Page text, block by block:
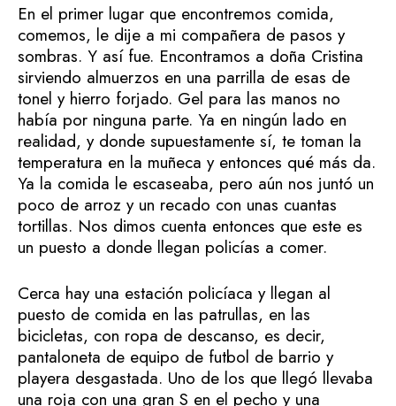
En el primer lugar que encontremos comida,
comemos, le dije a mi compañera de pasos y
sombras. Y así fue. Encontramos a doña Cristina
sirviendo almuerzos en una parrilla de esas de
tonel y hierro forjado. Gel para las manos no
había por ninguna parte. Ya en ningún lado en
realidad, y donde supuestamente sí, te toman la
temperatura en la muñeca y entonces qué más da.
Ya la comida le escaseaba, pero aún nos juntó un
poco de arroz y un recado con unas cuantas
tortillas. Nos dimos cuenta entonces que este es
un puesto a donde llegan policías a comer.
Cerca hay una estación policíaca y llegan al
puesto de comida en las patrullas, en las
bicicletas, con ropa de descanso, es decir,
pantaloneta de equipo de futbol de barrio y
playera desgastada. Uno de los que llegó llevaba
una roja con una gran S en el pecho y una